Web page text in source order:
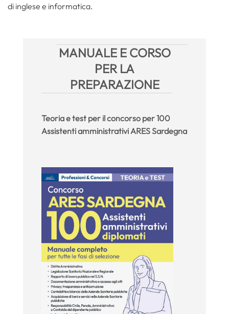
di inglese e informatica.
MANUALE E CORSO
PER LA
PREPARAZIONE
Teoria e testper il concorso per 100
Assistenti amministrativi ARES Sardegna